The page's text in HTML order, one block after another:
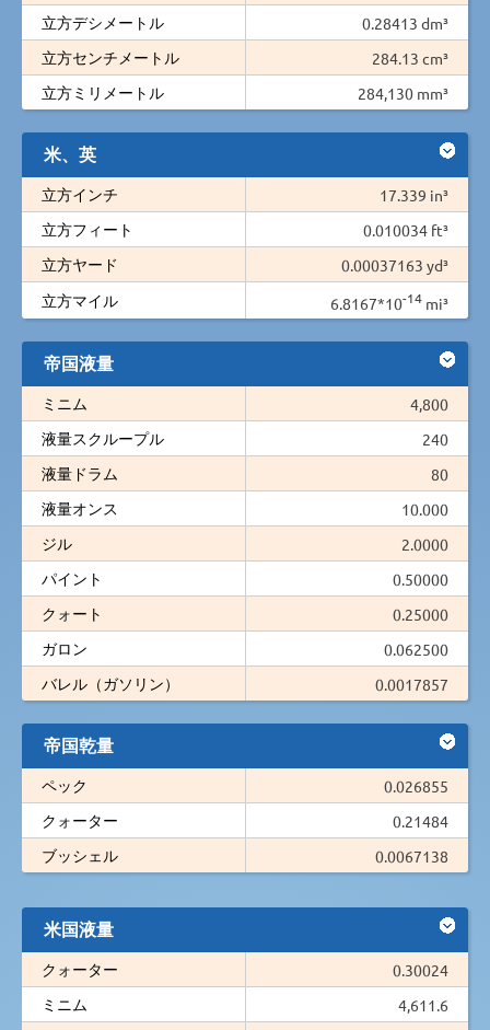
立方デシメートル
0.28413 dm³
立方センチメートル
284.13 cm³
立方ミリメートル
284,130 mm³
米、英
立方インチ
17.339 in³
立方フィート
0.010034 ft³
立方ヤード
0.00037163 yd³
立方マイル
6.8167*10-14 mi³
帝国液量
ミニム
4,800
液量スクループル
240
液量ドラム
80
液量オンス
10.000
ジル
2.0000
パイント
0.50000
クォート
0.25000
ガロン
0.062500
バレル（ガソリン）
0.0017857
帝国乾量
ペック
0.026855
クォーター
0.21484
ブッシェル
0.0067138
米国液量
クォーター
0.30024
ミニム
4,611.6